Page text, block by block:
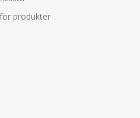
produkter